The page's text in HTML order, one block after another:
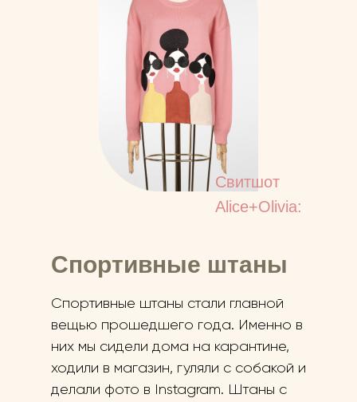
Свитшот
Alice+Olivia:
Спортивные штаны
Спортивные штаны стали главной
вещью прошедшего года. Именно в
них мы сидели дома на карантине,
ходили в магазин, гуляли с собакой и
делали фото в Instagram. Штаны с